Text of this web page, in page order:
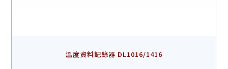
溫度資料記錄器 DL1016/1416